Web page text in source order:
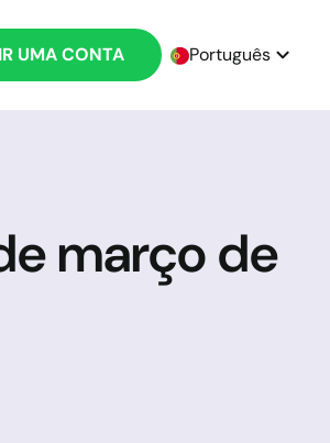
UMA CONTA Português
março de